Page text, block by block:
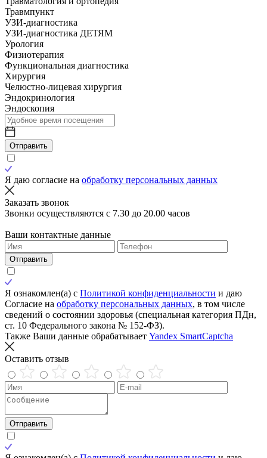
Травмпункт
УЗИ-диагностика
УЗИ-диагностика ДЕТЯМ
Урология
Физиотерапия
Функциональная диагностика
Хирургия
Челюстно-лицевая хирургия
Эндокринология
Эндоскопия
Отправить
Я даю согласие на обработку персональных данных
Заказать звонок
Звонки осуществляются с 7.30 до 20.00 часов
Ваши контактные данные
Отправить
Я ознакомлен(а) с Политикой конфиденциальности и даю
Согласие на обработку персональных данных, в том числе
сведений о состоянии здоровья (специальная категория ПДн,
ст. 10 Федерального закона № 152-ФЗ).
Также Ваши данные обрабатывает Yandex SmartCaptcha
Оставить отзыв
Отправить